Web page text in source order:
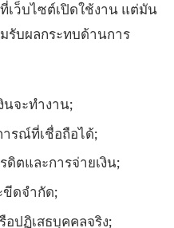
เว็บไซต์เปิดใช้งาน แต่มัน
รับผลกระทบด้านการ
นจะทำงาน;
ารณ์ที่เชื่อถือได้;
ดิตและการจ่ายเงิน;
ขีดจำกัด;
ปฏิเสธบุคคลจริง;